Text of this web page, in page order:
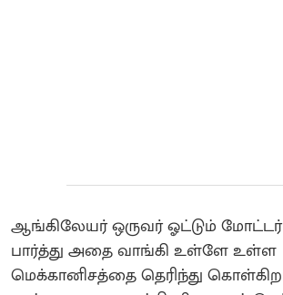
ஆங்கிலேயர் ஒருவர் ஓட்டும்
பார்த்து அதை வாங்கி உள்ளே உள்ள
மெக்கானிசத்தை தெரிந்து கொள்கிறார்